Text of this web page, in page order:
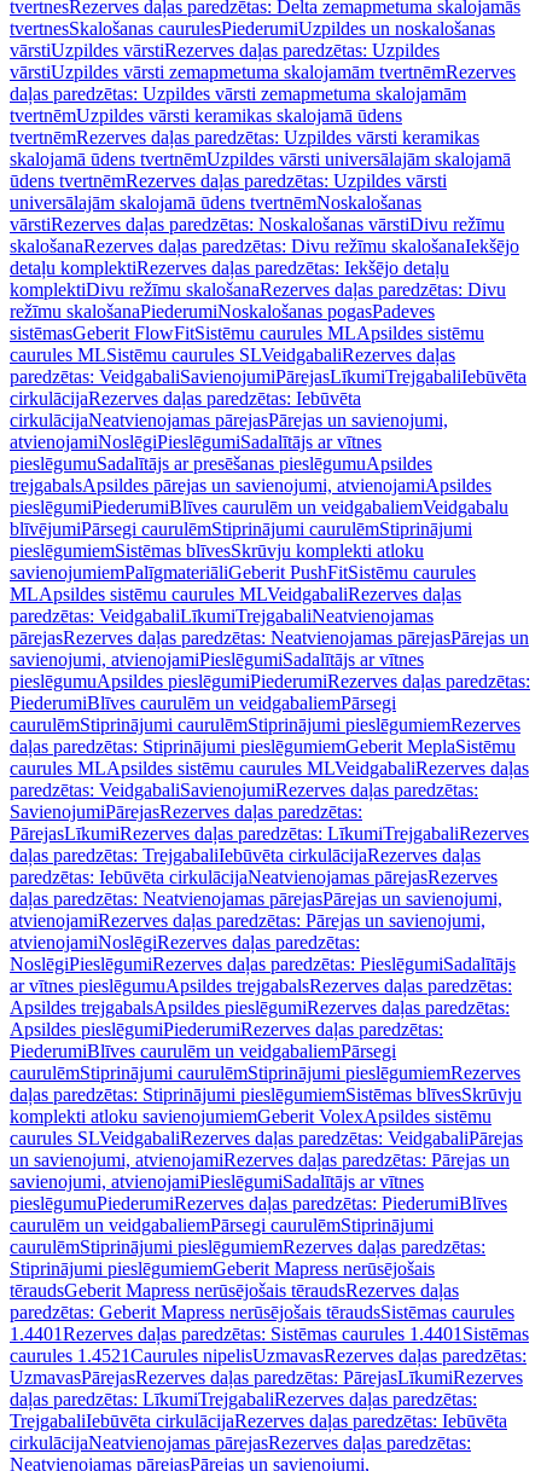
tvertnesRezerves daļas paredzētas: Delta zemapmetuma skalojamās
tvertnesSkalošanas caurulesPiederumiUzpildes un noskalošanas
vārstiUzpildes vārstiRezerves daļas paredzētas: Uzpildes
vārstiUzpildes vārsti zemapmetuma skalojamām tvertnēmRezerves
daļas paredzētas: Uzpildes vārsti zemapmetuma skalojamām
tvertnēmUzpildes vārsti keramikas skalojamā ūdens
tvertnēmRezerves daļas paredzētas: Uzpildes vārsti keramikas
skalojamā ūdens tvertnēmUzpildes vārsti universālajām skalojamā
ūdens tvertnēmRezerves daļas paredzētas: Uzpildes vārsti
universālajām skalojamā ūdens tvertnēmNoskalošanas
vārstiRezerves daļas paredzētas: Noskalošanas vārstiDivu režīmu
skalošanaRezerves daļas paredzētas: Divu režīmu skalošanaIekšējo
detaļu komplektiRezerves daļas paredzētas: Iekšējo detaļu
komplektiDivu režīmu skalošanaRezerves daļas paredzētas: Divu
režīmu skalošanaPiederumiNoskalošanas pogasPadeves
sistēmasGeberit FlowFitSistēmu caurules MLApsildes sistēmu
caurules MLSistēmu caurules SLVeidgabaliRezerves daļas
paredzētas: VeidgabaliSavienojumiPārejasLīkumiTrejgabaliIebūvēta
cirkulācijaRezerves daļas paredzētas: Iebūvēta
cirkulācijaNeatvienojamas pārejasPārejas un savienojumi,
atvienojamiNoslēgiPieslēgumiSadalītājs ar vītnes
pieslēgumuSadalītājs ar presēšanas pieslēgumuApsildes
trejgabalsApsildes pārejas un savienojumi, atvienojamiApsildes
pieslēgumiPiederumiBlīves caurulēm un veidgabaliemVeidgabalu
blīvējumiPārsegi caurulēmStiprinājumi caurulēmStiprinājumi
pieslēgumiemSistēmas blīvesSkrūvju komplekti atloku
savienojumiemPalīgmateriāliGeberit PushFitSistēmu caurules
MLApsildes sistēmu caurules MLVeidgabaliRezerves daļas
paredzētas: VeidgabaliLīkumiTrejgabaliNeatvienojamas
pārejasRezerves daļas paredzētas: Neatvienojamas pārejasPārejas un
savienojumi, atvienojamiPieslēgumiSadalītājs ar vītnes
pieslēgumuApsildes pieslēgumiPiederumiRezerves daļas paredzētas:
PiederumiBlīves caurulēm un veidgabaliemPārsegi
caurulēmStiprinājumi caurulēmStiprinājumi pieslēgumiemRezerves
daļas paredzētas: Stiprinājumi pieslēgumiemGeberit MeplaSistēmu
caurules MLApsildes sistēmu caurules MLVeidgabaliRezerves daļas
paredzētas: VeidgabaliSavienojumiRezerves daļas paredzētas:
SavienojumiPārejasRezerves daļas paredzētas:
PārejasLīkumiRezerves daļas paredzētas: LīkumiTrejgabaliRezerves
daļas paredzētas: TrejgabaliIebūvēta cirkulācijaRezerves daļas
paredzētas: Iebūvēta cirkulācijaNeatvienojamas pārejasRezerves
daļas paredzētas: Neatvienojamas pārejasPārejas un savienojumi,
atvienojamiRezerves daļas paredzētas: Pārejas un savienojumi,
atvienojamiNoslēgiRezerves daļas paredzētas:
NoslēgiPieslēgumiRezerves daļas paredzētas: PieslēgumiSadalītājs
ar vītnes pieslēgumuApsildes trejgabalsRezerves daļas paredzētas:
Apsildes trejgabalsApsildes pieslēgumiRezerves daļas paredzētas:
Apsildes pieslēgumiPiederumiRezerves daļas paredzētas:
PiederumiBlīves caurulēm un veidgabaliemPārsegi
caurulēmStiprinājumi caurulēmStiprinājumi pieslēgumiemRezerves
daļas paredzētas: Stiprinājumi pieslēgumiemSistēmas blīvesSkrūvju
komplekti atloku savienojumiemGeberit VolexApsildes sistēmu
caurules SLVeidgabaliRezerves daļas paredzētas: VeidgabaliPārejas
un savienojumi, atvienojamiRezerves daļas paredzētas: Pārejas un
savienojumi, atvienojamiPieslēgumiSadalītājs ar vītnes
pieslēgumuPiederumiRezerves daļas paredzētas: PiederumiBlīves
caurulēm un veidgabaliemPārsegi caurulēmStiprinājumi
caurulēmStiprinājumi pieslēgumiemRezerves daļas paredzētas:
Stiprinājumi pieslēgumiemGeberit Mapress nerūsējošais
tēraudsGeberit Mapress nerūsējošais tēraudsRezerves daļas
paredzētas: Geberit Mapress nerūsējošais tēraudsSistēmas caurules
1.4401Rezerves daļas paredzētas: Sistēmas caurules 1.4401 Sistēmas
caurules 1.4521Caurules nipelisUzmavasRezerves daļas paredzētas:
UzmavasPārejasRezerves daļas paredzētas: PārejasLīkumiRezerves
daļas paredzētas: LīkumiTrejgabaliRezerves daļas paredzētas:
TrejgabaliIebūvēta cirkulācijaRezerves daļas paredzētas: Iebūvēta
cirkulācijaNeatvienojamas pārejasRezerves daļas paredzētas:
Neatvienojamas pārejasPārejas un savienojumi,